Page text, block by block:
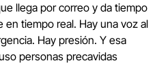
llega por correo y da tiempo
en tiempo real. Hay una voz al
Hay presión. Y esa
personas precavidas